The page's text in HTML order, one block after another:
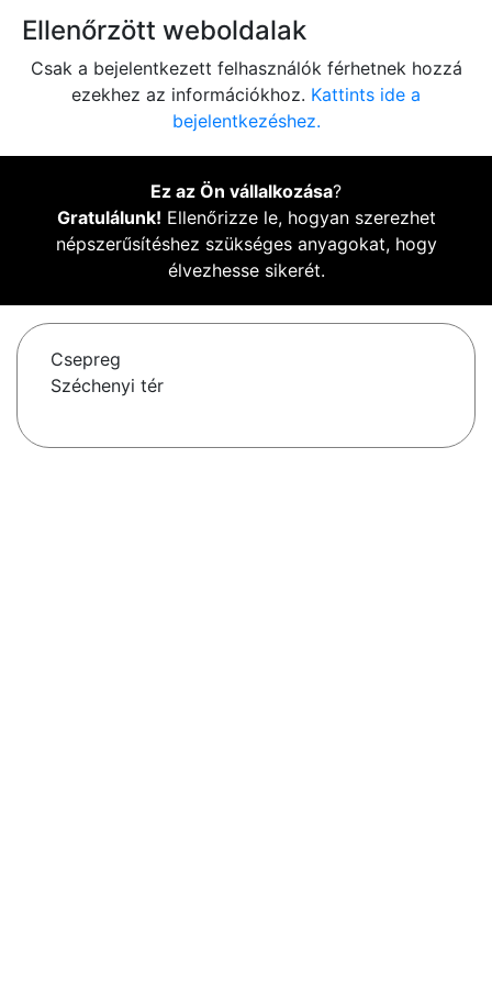
Ellenőrzött weboldalak
Csak a bejelentkezett felhasználók férhetnek hozzá
ezekhez az információkhoz. Kattints ide a
bejelentkezéshez.
Ez az Ön vállalkozása?
Gratulálunk! Ellenőrizze le, hogyan szerezhet
népszerűsítéshez szükséges anyagokat, hogy
élvezhesse sikerét.
Csepreg
Széchenyi tér